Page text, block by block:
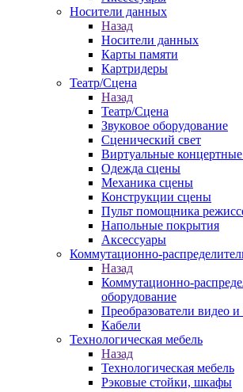
Носители данных
Назад
Носители данных
Карты памяти
Картридеры
Театр/Сцена
Назад
Театр/Сцена
Звуковое оборудование
Сценический свет
Виртуальные
Одежда сцены
Механика сцены
Конструкции сцены
Пульт помощника
Напольные покрытия
Аксессуары
Коммутационно-
Назад
Коммутационно-
оборудование
Преобразователи видео
Кабели
Технологическая мебель
Назад
Технологическая мебель
Рэковые стойки, шкафы